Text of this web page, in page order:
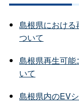
島根県におけ
ついて
島根県再生可
いて
島根県内のEV